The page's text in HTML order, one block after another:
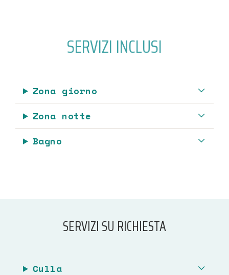
SERVIZI INCLUSI
Zona giorno
Zona notte
Bagno
SERVIZI SU RICHIESTA
Culla